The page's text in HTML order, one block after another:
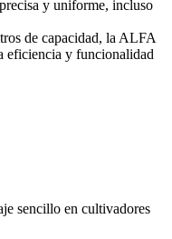
y uniforme, incluso
de capacidad, la ALFA
eficiencia y funcionalidad
sencillo en cultivadores